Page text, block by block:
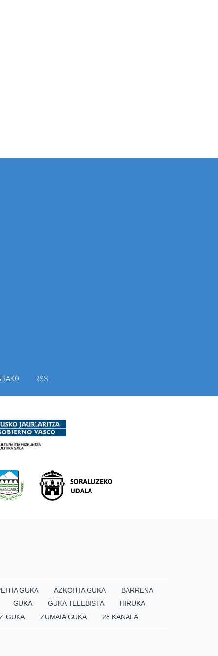
RSS
GUKA AZKOITIA GUKA
BARRENA
GUKA GUKA TELEBISTA
HIRUKA
GUKA ZUMAIA GUKA 28 KANALA